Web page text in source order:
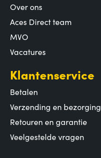
Over ons
Aces Direct team
MVO
Vacatures
Klantenservice
Betalen
Verzending en bezorging
Retouren en garantie
Veelgestelde vragen